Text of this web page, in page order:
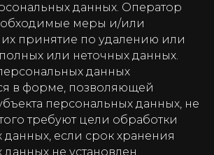
данных. Оператор
меры и/или
их принятие по удалению или
или неточных данных.
данных
в форме, позволяющей
персональных данных, не
требуют цели обработки
данных, если срок хранения
не установлен